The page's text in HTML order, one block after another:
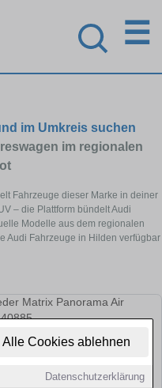
Alle Cookies ablehnen
Datenschutzerklärung
☰
im Umkreis suchen
im regionalen
Fahrzeuge dieser Marke in deiner
– die Plattform bündelt Audi
Modelle aus dem regionalen
Audi Fahrzeuge in Hilden verfügbar